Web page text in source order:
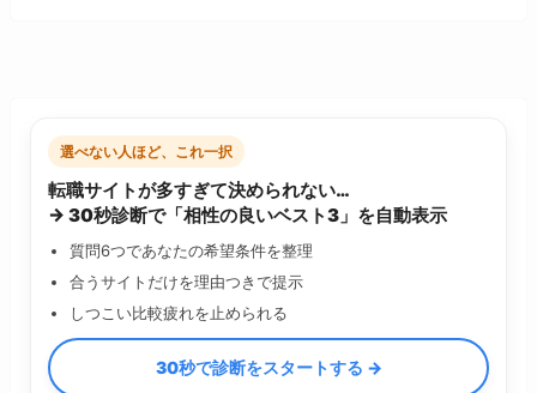
選べない人ほど、これ一択
転職サイトが多すぎて決められない…
→ 30秒診断で「相性の良いベスト3」を自動表示
質問6つであなたの希望条件を整理
合うサイトだけを理由つきで提示
しつこい比較疲れを止められる
30秒で診断をスタートする →